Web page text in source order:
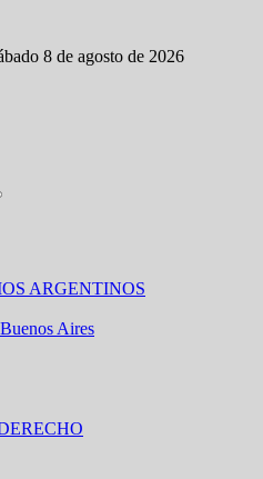
8 de agosto de 2026
ARGENTINOS
Aires